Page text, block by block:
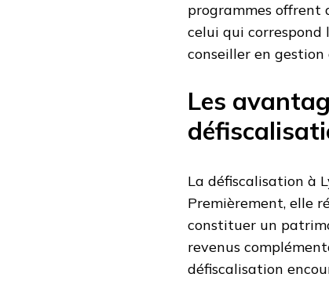
programmes offrent
celui qui
conseiller en
Les
La défiscalisation à
Premièrement, elle
constituer un
revenus
défiscalisation